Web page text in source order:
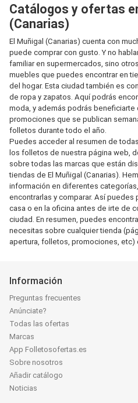
Catálogos y ofertas
(Canarias)
El Muñigal (Canarias) cuenta con
puede comprar con gusto. Y no
familiar en supermercados, sino
muebles que puedes encontrar en
del hogar. Esta ciudad también es
de ropa y zapatos. Aquí podrás
moda, y además podrás
promociones que se publican
folletos durante todo el año.
Puedes acceder al resumen de
los folletos de nuestra página web,
sobre todas las marcas que están
tiendas de El Muñigal (Canarias).
información en diferentes
encontrarlas y comparar. Así puedes
casa o en la oficina antes de irte de
ciudad. En resumen, puedes
necesitas sobre cualquier tienda
apertura, folletos, promociones, etc)
Información
Preguntas frecuentes
Anúnciate?
Todas las ofertas
Marcas
App Folletosofertas.es
Sobre nosotros
Añadir catálogo
Noticias